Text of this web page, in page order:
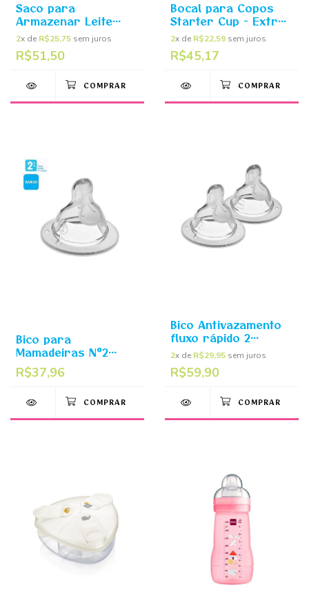
Saco para
Armazenar Leite
Materno c/25
Unidades - Buba
2x de R$25,75 sem juros
R$51,50
Bocal para Copos
Starter Cup - Extra
Macio 2 Unidades -
MAM
2x de R$22,59 sem juros
R$45,17
Bico para
Mamadeiras N°2
Fluxo Médio 2+
meses - MAM
R$37,96
Bico Antivazamento
fluxo rápido 2
unidades 4m+ - MAM
2x de R$29,95 sem juros
R$59,90